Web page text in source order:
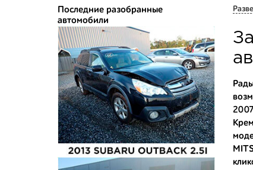
Последние разобранные
автомобили
-
-
-
2007